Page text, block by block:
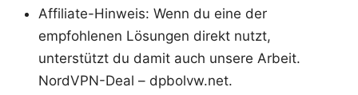
Affiliate-Hinweis: Wenn du eine der
empfohlenen Lösungen direkt nutzt,
unterstützt du damit auch unsere Arbeit.
NordVPN-Deal – dpbolvw.net.